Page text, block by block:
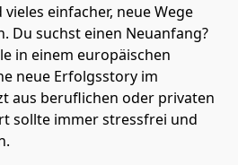
einfacher, neue Wege
Du suchst einen Neuanfang?
in einem europäischen
neue Erfolgsstory im
aus beruflichen oder privaten
sollte immer stressfrei und